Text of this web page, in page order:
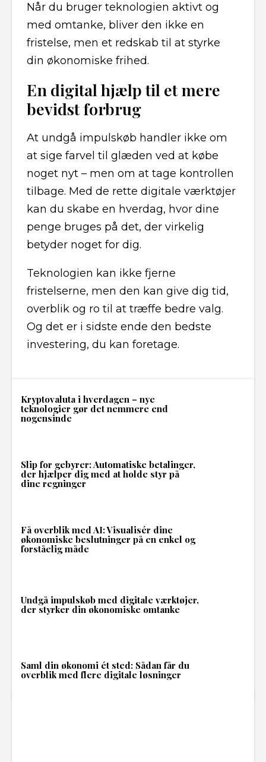
Når du bruger teknologien aktivt og
med omtanke, bliver den ikke en
fristelse, men et redskab til at styrke
din økonomiske frihed.
En digital hjælp til et mere
bevidst forbrug
At undgå impulskøb handler ikke om
at sige farvel til glæden ved at købe
noget nyt – men om at tage kontrollen
tilbage. Med de rette digitale værktøjer
kan du skabe en hverdag, hvor dine
penge bruges på det, der virkelig
betyder noget for dig.
Teknologien kan ikke fjerne
fristelserne, men den kan give dig tid,
overblik og ro til at træffe bedre valg.
Og det er i sidste ende den bedste
investering, du kan foretage.
Kryptovaluta i hverdagen – nye
teknologier gør det nemmere end
nogensinde
Slip for gebyrer: Automatiske betalinger,
der hjælper dig med at holde styr på
dine regninger
Få overblik med AI: Visualisér dine
økonomiske beslutninger på en enkel og
forståelig måde
Undgå impulskøb med digitale værktøjer,
der styrker din økonomiske omtanke
Saml din økonomi ét sted: Sådan får du
overblik med flere digitale løsninger